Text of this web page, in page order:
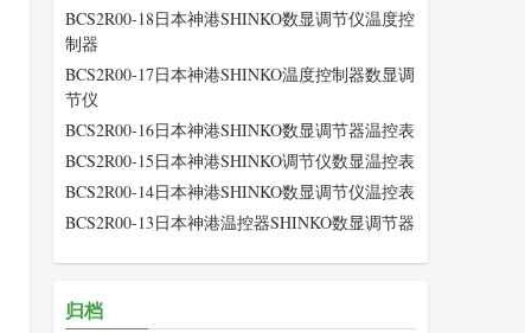
BCS2R00-18日本神港SHINKO数显调节仪温度控
制器
BCS2R00-17日本神港SHINKO温度控制器数显调
节仪
BCS2R00-16日本神港SHINKO数显调节器温控表
BCS2R00-15日本神港SHINKO调节仪数显温控表
BCS2R00-14日本神港SHINKO数显调节仪温控表
BCS2R00-13日本神港温控器SHINKO数显调节器
归档